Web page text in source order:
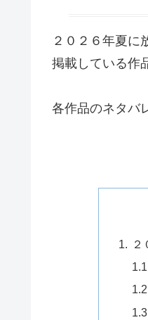
２０２６年夏に
掲載している作
各作品のネタバ
２